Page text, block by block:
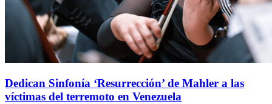
Dedican Sinfonía ‘Resurrección’ de Mahler a las
víctimas del terremoto en Venezuela